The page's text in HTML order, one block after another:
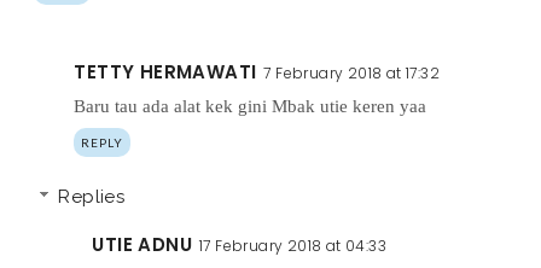
TETTY HERMAWATI 7 February 2018 at 17:32
Baru tau ada alat kek gini Mbak utie keren yaa
REPLY
Replies
UTIE ADNU 17 February 2018 at 04:33